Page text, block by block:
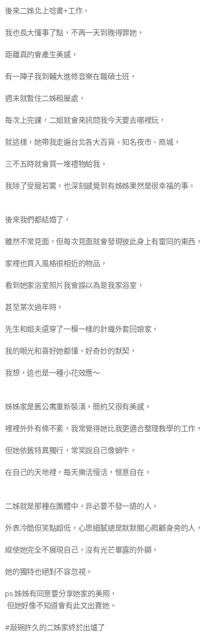
後來二姊北上唸書+工作，
我也長大懂事了點，不再一天到晚得罪她，
距離真的會產生美感，
有一陣子我到輔大進修音樂在職碩士班，
週末就暫住二姊租屋處，
每次上完課，二姐就會來訊問我今天要去哪裡玩，
就這樣，她帶我走遍台北各大百貨、知名夜市、商城，
三不五時就會買一堆禮物給我，
我除了受寵若驚，也深刻感覺到有姊姊果然是很幸福的事。
後來我們都結婚了，
雖然不常見面，但每次見面就會發現彼此身上有雷同的東西，
家裡也買入風格很相近的物品，
看到她家浴室照片我會誤以為是我家浴室，
甚至某次過年時，
先生和姐夫還穿了一模一樣的針織外套回娘家，
我的眼光和喜好她都懂，好奇妙的默契，
我想，這也是一種小花效應～
姊姊家是舊公寓重新裝潢，簡約又很有美感，
裡裡外外有條不紊，我常覺得她比我更適合整理教學的工作，
但她依舊特異獨行，常笑說自己像蝸牛，
在自己的天地裡，每天樂活慢活，愜意自在。
二姊就是那種在團體中，非必要不發一語的人，
外表冷酷但笑點超低，心思細膩總是默默關心照顧身旁的人，
縱使她完全不展現自己，沒有光芒畢露的外顯，
她的獨特也絕對不容忽視。
ps.姊姊有同意要分享她家的美照，
但她好像不知道會有此文出賣她。
#敲碗許久的二姊家終於出爐了